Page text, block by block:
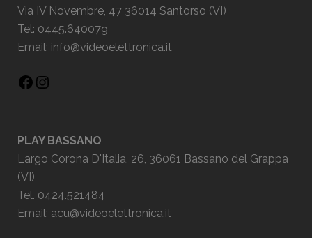
Via IV Novembre, 47 36014 Santorso (VI)
Tel: 0445.640079
Email: info@videoelettronica.it
PLAY BASSANO
Largo Corona D'Italia, 26, 36061 Bassano del Grappa
(VI)
Tel. 0424.521484
Email: acu@videoelettronica.it